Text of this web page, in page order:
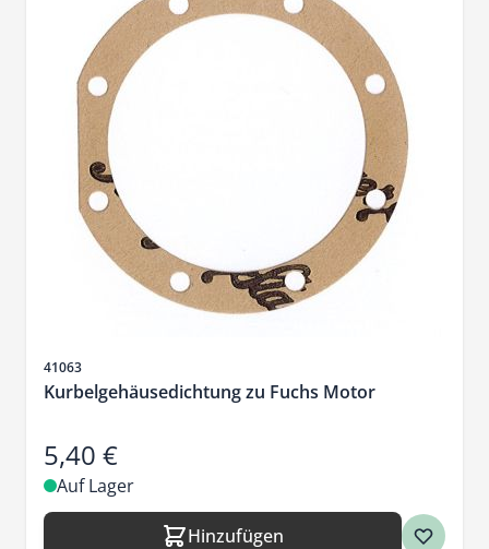
Artikelnr.
41063
Kurbelgehäusedichtung zu Fuchs Motor
5,40 €
Auf Lager
Hinzufügen